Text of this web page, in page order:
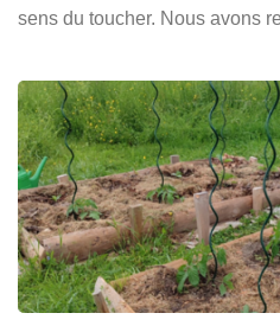
sens du toucher. Nous avons